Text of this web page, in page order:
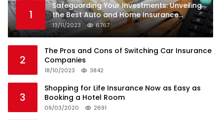
1
Safeguarding Your Investments: Unveiling
the Best Auto and Home Insurance
Companies
13/11/2023 6767
2
The Pros and Cons of Switching Car Insurance
Companies
18/10/2023 3842
3
Shopping for Life Insurance Now as Easy as
Booking a Hotel Room
09/03/2020 2691